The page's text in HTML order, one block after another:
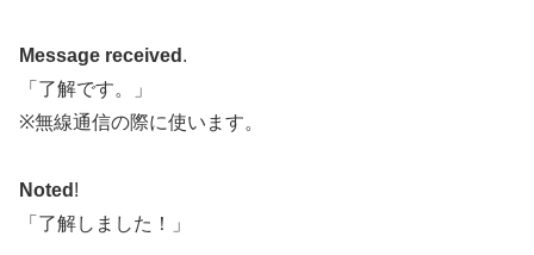
Message received .
「了解です。」
※無線通信の際に使います。
Noted !
「了解しました！」